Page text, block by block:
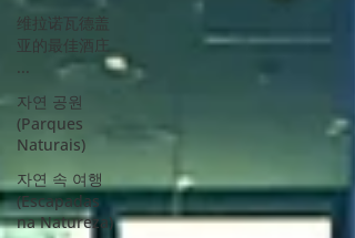
维拉诺瓦德盖
亚的最佳酒庄
...
자연 공원
(Parques
Naturais)
자연 속 여행
(Escapadas
na Natureza)